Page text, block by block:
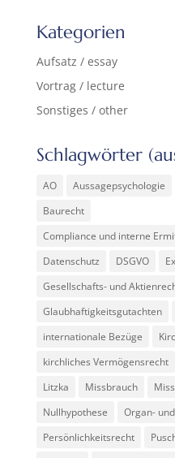
Kategorien
Aufsatz / essay
Vortrag / lecture
Sonstiges / other
Schlagwörter
AO Aussagepsychologie
Baurecht
Compliance und interne
Datenschutz
DSGVO
Gesellschafts- und
Glaubhaftigkeitsgutachten
internationale Bezüge
kirchliches Vermögensrecht
Litzka
Missbrauch
Nullhypothese
Organ-
Persönlichkeitsrecht